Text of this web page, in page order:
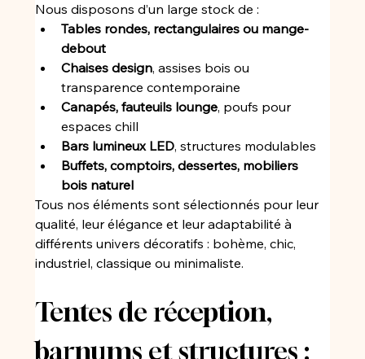
Nous disposons d’un large stock de :
Tables rondes, rectangulaires ou mange-
debout
Chaises design, assises bois ou
transparence contemporaine
Canapés, fauteuils lounge, poufs pour
espaces chill
Bars lumineux LED, structures modulables
Buffets, comptoirs, dessertes, mobiliers
bois naturel
Tous nos éléments sont sélectionnés pour leur
qualité, leur élégance et leur adaptabilité à
différents univers décoratifs : bohème, chic,
industriel, classique ou minimaliste.
Tentes de réception,
barnums et structures :